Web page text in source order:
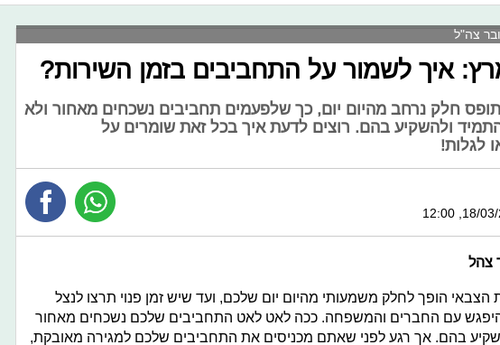
צה"ל
איך לשמור על התחביבים בזמן השירות?
חלק נרחב מהיום יום, כך שלפעמים תחביבים נשכחים מאחור ולא
ולהשקיע בהם. רוצים לדעת איך בכל זאת שומרים על
לגלות!
צהל
הצבאי הופך לחלק משמעותי מהיום יום שלכם, ועד שיש זמן פנוי תרצו לנצל
עם החברים והמשפחה. ככה לאט לאט התחביבים שלכם נשכחים מאחור
בהם. אך רגע לפני שאתם מכניסים את התחביבים שלכם למגירה מאובקת,